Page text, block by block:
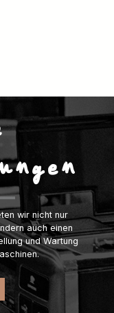
wir nicht nur
auch einen
und Wartung